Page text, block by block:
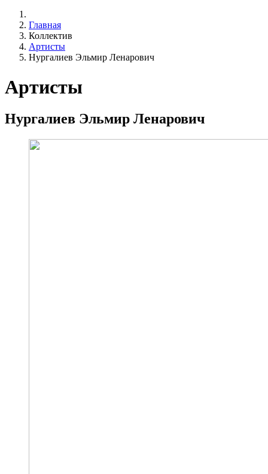
Главная
Коллектив
Артисты
Нургалиев Эльмир Ленарович
Артисты
Нургалиев Эльмир Ленарович